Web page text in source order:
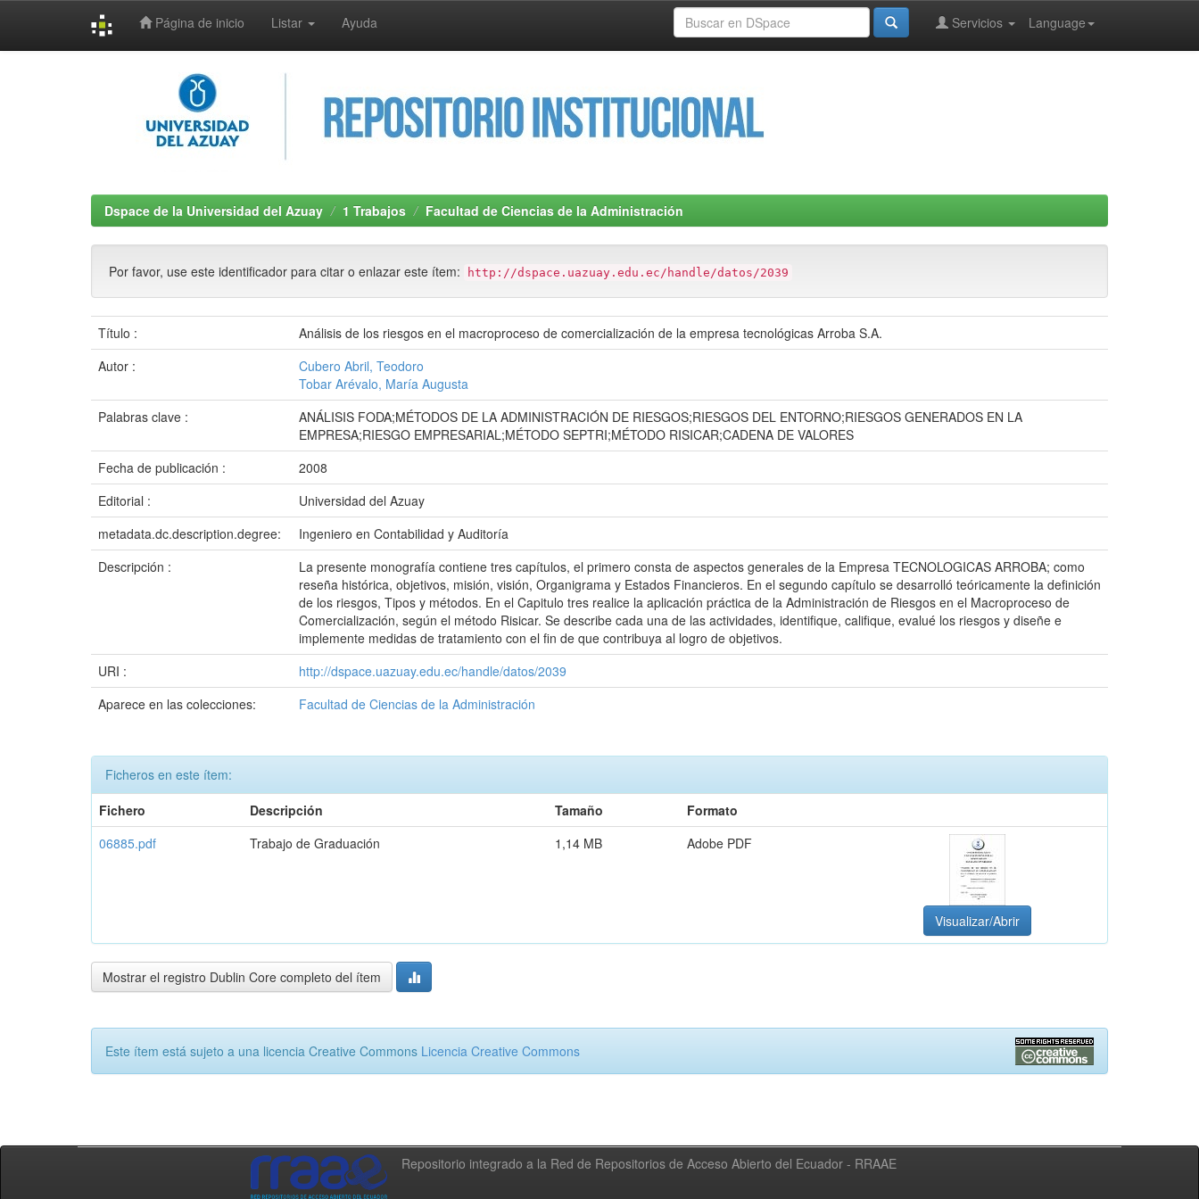
Página de inicio Listar Ayuda Language
Servicios
Dspace de la Universidad del Azuay 1 Trabajos Facultad de Ciencias de la Administración
Por favor, use este identificador para citar o enlazar este ítem: http://dspace.uazuay.edu.ec/handle/datos/2039
Título :
Análisis de los riesgos en el macroproceso de comercialización de la empresa tecnológicas Arroba S.A.
Autor :
Cubero Abril, Teodoro
Tobar Arévalo, María Augusta
Palabras clave :
ANÁLISIS FODA;MÉTODOS DE LA ADMINISTRACIÓN DE RIESGOS;RIESGOS DEL ENTORNO;RIESGOS GENERADOS EN LA
EMPRESA;RIESGO EMPRESARIAL;MÉTODO SEPTRI;MÉTODO RISICAR;CADENA DE VALORES
Fecha de publicación :
2008
Editorial :
Universidad del Azuay
metadata.dc.description.degree:
Ingeniero en Contabilidad y Auditoría
Descripción :
La presente monografía contiene tres capítulos, el primero consta de aspectos generales de la Empresa TECNOLOGICAS ARROBA; como
reseña histórica, objetivos, misión, visión, Organigrama y Estados Financieros. En el segundo capítulo se desarrolló teóricamente la definición
de los riesgos, Tipos y métodos. En el Capitulo tres realice la aplicación práctica de la Administración de Riesgos en el Macroproceso de
Comercialización, según el método Risicar. Se describe cada una de las actividades, identifique, califique, evalué los riesgos y diseñe e
implemente medidas de tratamiento con el fin de que contribuya al logro de objetivos.
URI :
http://dspace.uazuay.edu.ec/handle/datos/2039
Aparece en las colecciones:
Facultad de Ciencias de la Administración
Ficheros en este ítem:
Fichero
Descripción Tamaño
Formato
06885.pdf
Trabajo de Graduación 1,14 MB Adobe PDF
Visualizar/Abrir
Mostrar el registro Dublin Core completo del ítem
Este ítem está sujeto a una licencia Creative Commons Licencia Creative Commons
Repositorio integrado a la Red de Repositorios de Acceso Abierto del Ecuador - RRAAE